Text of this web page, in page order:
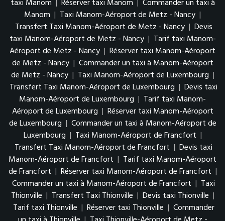
taxi Manom | Réserver taxi Manom | Commander un taxi à
Manom | Taxi Manom-Aéroport de Metz - Nancy |
Transfert Taxi Manom-Aéroport de Metz - Nancy | Devis
taxi Manom-Aéroport de Metz - Nancy | Tarif taxi Manom-
Aéroport de Metz - Nancy | Réserver taxi Manom-Aéroport
de Metz - Nancy | Commander un taxi à Manom-Aéroport
de Metz - Nancy | Taxi Manom-Aéroport de Luxembourg |
Transfert Taxi Manom-Aéroport de Luxembourg | Devis taxi
Manom-Aéroport de Luxembourg | Tarif taxi Manom-
Aéroport de Luxembourg | Réserver taxi Manom-Aéroport
de Luxembourg | Commander un taxi à Manom-Aéroport de
Luxembourg | Taxi Manom-Aéroport de Francfort |
Transfert Taxi Manom-Aéroport de Francfort | Devis taxi
Manom-Aéroport de Francfort | Tarif taxi Manom-Aéroport
de Francfort | Réserver taxi Manom-Aéroport de Francfort |
Commander un taxi à Manom-Aéroport de Francfort | Taxi
Thionville | Transfert Taxi Thionville | Devis taxi Thionville |
Tarif taxi Thionville | Réserver taxi Thionville | Commander